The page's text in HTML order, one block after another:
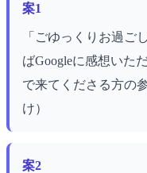
案1
「ごゆっくりお過ご
ばGoogleに感想いた
で来てくださる方の
け）
案2